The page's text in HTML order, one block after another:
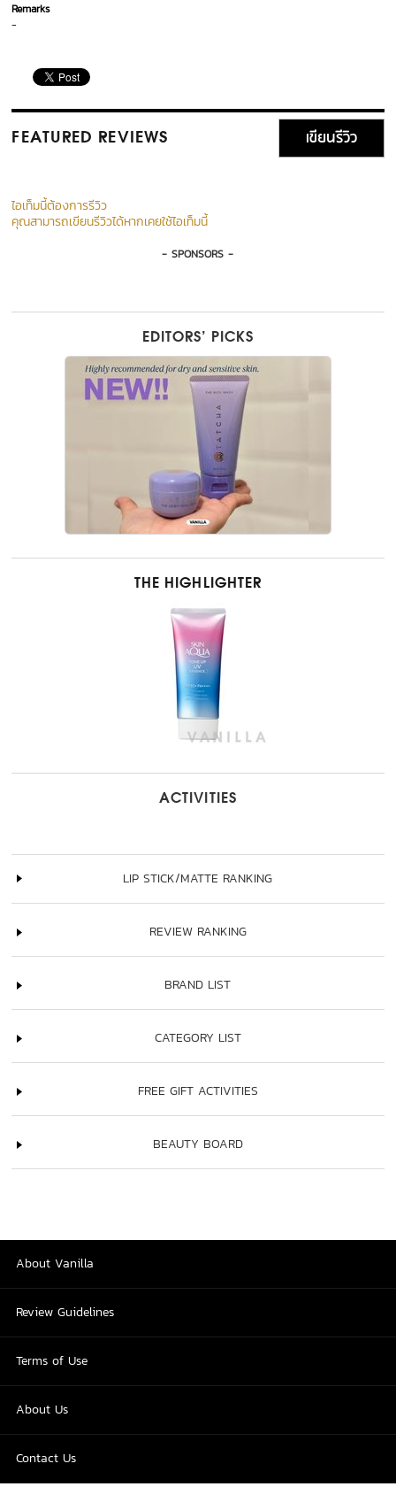
Remarks
-
FEATURED REVIEWS เขียนรีวิว
ไอเท็มนี้ต้องการรีวิว
คุณสามารถเขียนรีวิวได้หากเคยใช้ไอเท็มนี้
- SPONSORS -
EDITORS’ PICKS
THE HIGHLIGHTER
ACTIVITIES
LIP STICK/MATTE RANKING
REVIEW RANKING
BRAND LIST
CATEGORY LIST
FREE GIFT ACTIVITIES
BEAUTY BOARD
About Vanilla
Review Guidelines
Terms of Use
About Us
Contact Us